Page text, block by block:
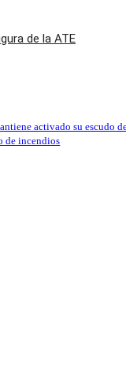
de la ATE
activado su escudo
de incendios